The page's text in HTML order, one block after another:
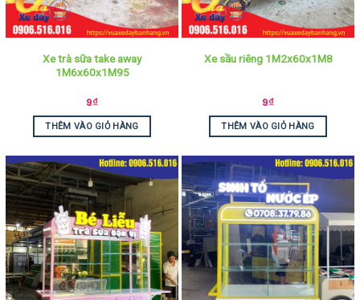
Xe trà sữa take away
1M6x60x1M95
9₫
THÊM VÀO GIỎ HÀNG
Xe sầu riêng 1M2x60x1M8
9₫
THÊM VÀO GIỎ HÀNG